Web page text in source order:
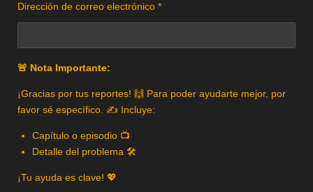
Dirección de correo electrónico *
🚨 Nota Importante:
¡Gracias por tus reportes! 🙌 Para poder ayudarte mejor, por
favor sé específico. ✍️ Incluye:
Capítulo o episodio 📺
Detalle del problema 🛠️
¡Tu ayuda es clave! 💖